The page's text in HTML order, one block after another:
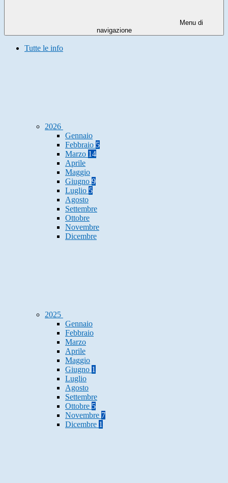
Menu di
navigazione
Tutte le info
2026
Gennaio
Febbraio 5
Marzo 14
Aprile
Maggio
Giugno 9
Luglio 5
Agosto
Settembre
Ottobre
Novembre
Dicembre
2025
Gennaio
Febbraio
Marzo
Aprile
Maggio
Giugno 1
Luglio
Agosto
Settembre
Ottobre 5
Novembre 7
Dicembre 1